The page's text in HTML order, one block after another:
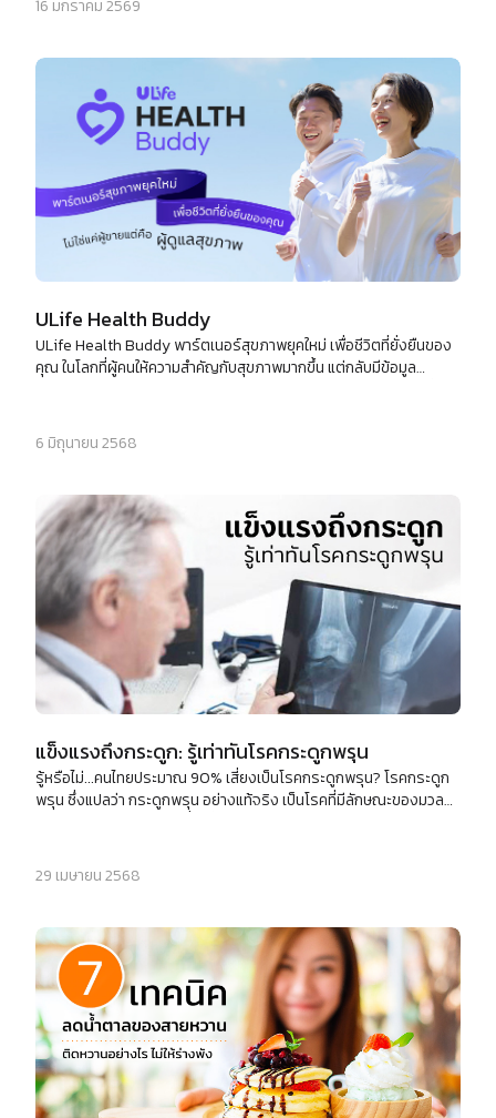
ถึงระดับเซลล์!
16 มกราคม 2569
ULife Health Buddy
ULife Health Buddy พาร์ตเนอร์สุขภาพยุคใหม่ เพื่อชีวิตที่ยั่งยืนของ
คุณ ในโลกที่ผู้คนให้ความสำคัญกับสุขภาพมากขึ้น แต่กลับมีข้อมูล
เครื่องมือที่แม่นยำ และผลิตภัณฑ์สุขภาพระดับโลกจาก Beyonde และ
Aviance
6 มิถุนายน 2568
แข็งแรงถึงกระดูก: รู้เท่าทันโรคกระดูกพรุน
รู้หรือไม่...คนไทยประมาณ 90% เสี่ยงเป็นโรคกระดูกพรุน? โรคกระดูก
พรุน ซึ่งแปลว่า กระดูกพรุน อย่างแท้จริง เป็นโรคที่มีลักษณะของมวล
29 เมษายน 2568